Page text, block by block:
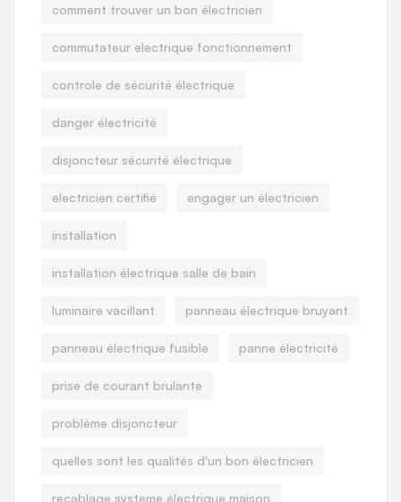
comment trouver un bon électricien
commutateur electrique fonctionnement
controle de sécurité électrique
danger électricité
disjoncteur sécurité électrique
electricien certifié engager un électricien
installation
installation électrique salle de bain
luminaire vacillant panneau électrique bruyant
panneau électrique fusible panne électricité
prise de courant brulante
problème disjoncteur
quelles sont les qualités d'un bon électricien
recablage systeme électrique maison